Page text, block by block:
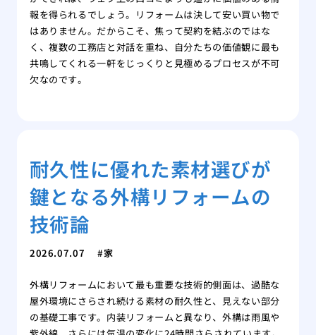
報を得られるでしょう。リフォームは決して安い買い物で
はありません。だからこそ、焦って契約を結ぶのではな
く、複数の工務店と対話を重ね、自分たちの価値観に最も
共鳴してくれる一軒をじっくりと見極めるプロセスが不可
欠なのです。
耐久性に優れた素材選びが
鍵となる外構リフォームの
技術論
2026.07.07 家
外構リフォームにおいて最も重要な技術的側面は、過酷な
屋外環境にさらされ続ける素材の耐久性と、見えない部分
の基礎工事です。内装リフォームと異なり、外構は雨風や